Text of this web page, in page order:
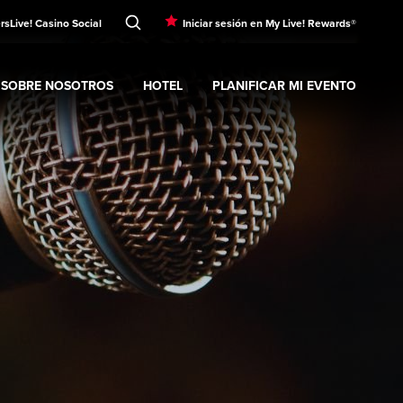
Live! Casino Social Iniciar sesión en My Live! Rewards®
submenu
SOBRE NOSOTROS
Expand Sobre nosotrossubmenu
HOTEL
Expand Hotel submenu
PLANIFICAR MI EVENTO
Expand Planificar mi evento